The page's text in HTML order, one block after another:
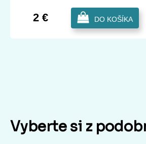
2 € DO KOŠÍKA
Vyberte si z